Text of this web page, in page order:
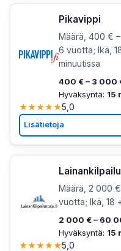
Pikavippi
Määrä, 400 €
6 vuotta; Ikä,
minuutissa
400 € – 3 000
Hyväksyntä: 15
★★★★★5,0
Lisätietoja
Määrä, 2 000
vuotta; Ikä, 18
2 000 € – 60
Hyväksyntä: 15
★★★★★5,0